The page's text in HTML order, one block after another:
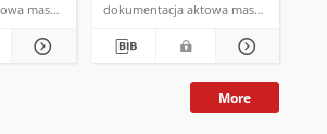
dokumentacja aktowa maszynopis dokumentacja aktowa maszynopis
More